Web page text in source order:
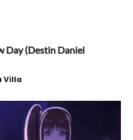
Day (Destin Daniel
Villa